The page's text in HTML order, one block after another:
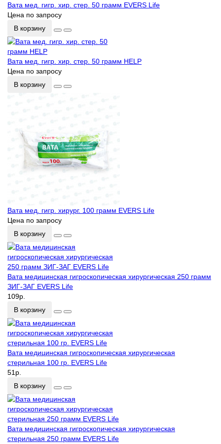
Вата мед. гигр. хир. стер. 50 грамм EVERS Life
Цена по запросу
В корзину
Вата мед. гигр. хир. стер. 50 грамм HELP
Цена по запросу
В корзину
Вата мед. гигр. хирург. 100 грамм EVERS Life
Цена по запросу
В корзину
Вата медицинская гигроскопическая хирургическая 250 грамм
ЗИГ-ЗАГ EVERS Life
109р.
В корзину
Вата медицинская гигроскопическая хирургическая
стерильная 100 гр. EVERS Life
51р.
В корзину
Вата медицинская гигроскопическая хирургическая
стерильная 250 грамм EVERS Life